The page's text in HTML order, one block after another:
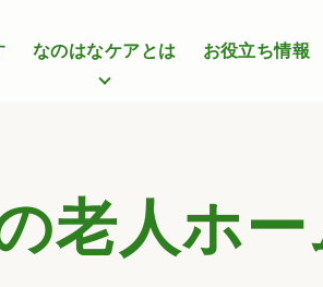
なのはなケアとは お役立ち情報
老人ホ